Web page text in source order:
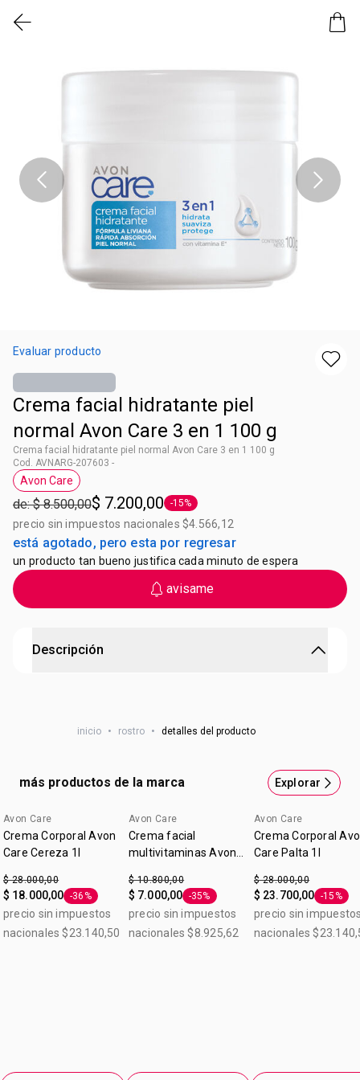
Evaluar producto
Crema facial hidratante piel
normal Avon Care 3 en 1 100 g
Crema facial hidratante piel normal Avon Care 3 en 1 100 g
Cod. AVNARG-207603 -
Etiqueta Avon Care
Avon Care
de: $ 8.500,00$ 7.200,00 Etiqueta -15%
-15%
precio sin impuestos nacionales $4.566,12
está agotado, pero esta por regresar
un producto tan bueno justifica cada minuto de espera
avisame
Descripción
rapidamente. El complemento perfecto para tu rutina.
inicio • rostro • detalles del producto
más productos de la marca Explorar
Avon Care
Crema Corporal Avon
Care Cereza 1l
$ 28.000,00
$ 18.000,00 Etiqueta -36%
-36%
precio sin impuestos
nacionales $23.140,50
Avon Care
Crema facial
multivitaminas Avon
$ 10.800,00
$ 7.000,00 Etiqueta -35%
-35%
precio sin impuestos
nacionales $8.925,62
Avon Care
Crema Corporal
Care Palta 1l
$ 28.000,00
$ 23.700,00 Etiqueta
-15%
precio sin
nacionales